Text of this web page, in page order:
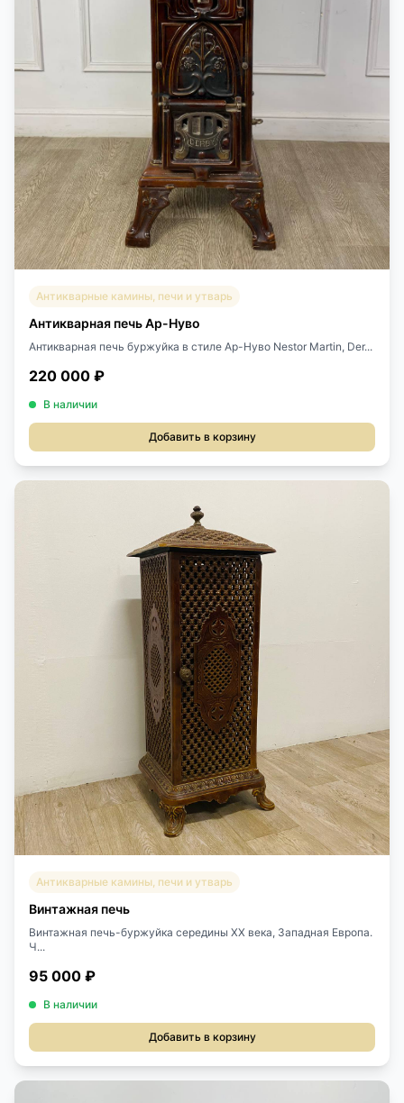
Антикварные камины, печи и утварь
Антикварная печь Ар-Нуво
Антикварная печь буржуйка в стиле Ар-Нуво Nestor Martin, Der...
220 000 ₽
В наличии
Добавить в корзину
Антикварные камины, печи и утварь
Винтажная печь
Винтажная печь-буржуйка середины ХХ века, Западная Европа.
Ч...
95 000 ₽
В наличии
Добавить в корзину